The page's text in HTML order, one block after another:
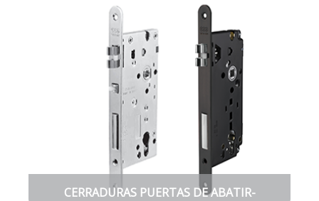
CERRADURAS PUERTAS DE ABATIR-